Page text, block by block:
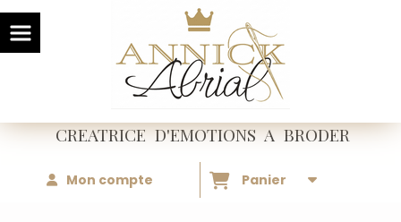
CREATRICED'EMOTIONSA BRODER
Mon compte Panier